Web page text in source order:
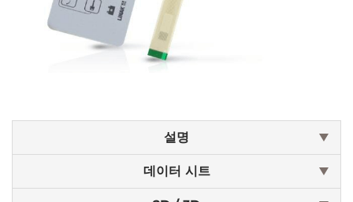
설명
데이터 시트